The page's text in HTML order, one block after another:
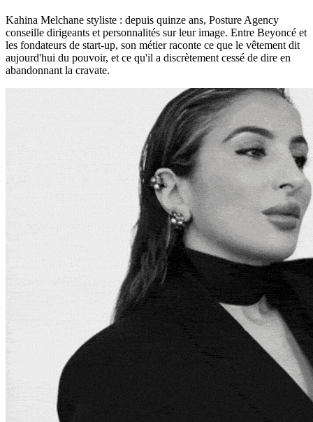
Kahina Melchane styliste : depuis quinze ans, Posture Agency
conseille dirigeants et personnalités sur leur image. Entre Beyoncé et
les fondateurs de start-up, son métier raconte ce que le vêtement dit
aujourd'hui du pouvoir, et ce qu'il a discrètement cessé de dire en
abandonnant la cravate.